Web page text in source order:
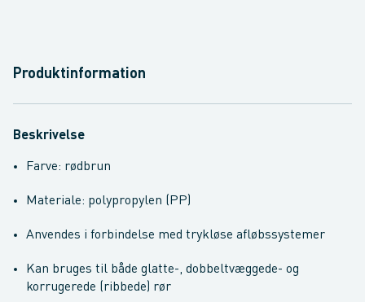
Produktinformation
Beskrivelse
Farve: rødbrun
Materiale: polypropylen (PP)
Anvendes i forbindelse med trykløse afløbssystemer
Kan bruges til både glatte-, dobbeltvæggede- og
korrugerede (ribbede) rør